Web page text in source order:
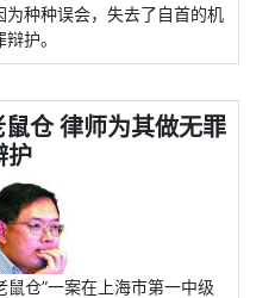
为种种误会，失去了自首的机
护。
仓 律师为其做无罪
护
鼠仓”一案在上海市第一中级